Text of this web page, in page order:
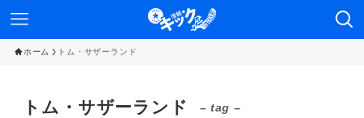
ホーム トム・サザーランド
トム・サザーランド – tag –